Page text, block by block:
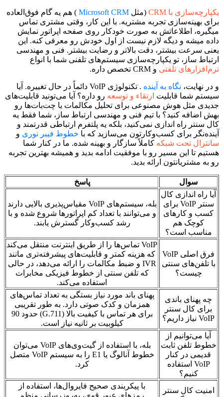
یکپارچه‌سازی با CRM (مثل Microsoft CRM ) هم یه گام فوق‌العاده
برای بهینه‌سازی تجربه مشتریه. با این کار، وقتی مشتری تماس
میگیره، اطلاعاتش به صورت خودکار روی صفحه اپراتور نمایش
داده میشه و دیگه لازم نیست از اول خودش رو معرفی کنه. این
یعنی سرعت بیشتر، دقت بالاتر و رضایت بیشتر. فنی و مهندسی
ارتباط ساز، تو یکپارچه‌سازی سیستم‌های تلفنی شما با انواع
نرم‌افزارهای تلفنی و CRM تخصص داره.
و در نهایت، نگاه به آینده
. تکنولوژی VoIP دائماً در حال تغییره. آیا
سیستم شما قابلیت ارتقاء و توسعه رو داره؟ آیا می‌تونید قابلیت‌های
جدیدی مثل هوش مصنوعی برای تحلیل مکالمات یا چت‌بات‌ها رو
بهش اضافه کنید؟ با تیم فنی و مهندسی ارتباط ساز، شما فقط یه
کال سنتر راه اندازی نمی‌کنید، بلکه یه پلتفرم ارتباطی قدرتمند و
آینده‌نگر برای کسب‌وکارتون می‌سازید که با خطوط فیبر نوری و
سانترال تحت شبکه کاملاً سازگار و بهینه شده. ما در کنار شما
هستیم تا این مسیر رو با موفقیت ادامه بدید و همیشه بهترین تجربه
رو به مشتریانتون ارائه بدید.
سوال
پاسخ
آیا راه اندازی کال
سنتر VoIP برای
کسب و کارهای
کوچک هم
مناسب است؟
بله، سیستم‌های VoIP مقیاس‌پذیری بالایی دارند
و می‌توانند با تعداد کم اپراتورها شروع شده و با
رشد کسب‌وکار گسترش یابند.
فرق اصلی VoIP
با تلفن‌های سنتی
چیست؟
VoIP تماس‌ها را از طریق اینترنت منتقل می‌کند
که هزینه کمتر و قابلیت‌های پیشرفته‌تری مانند
IVR و ضبط مکالمات را ارائه می‌دهد، در حالی
که تلفن سنتی از خطوط فیزیکی مخابرات
استفاده می‌کند.
چه پهنای باندی
برای کال سنتر
VoIP نیاز داریم؟
پهنای باند مورد نیاز بستگی به تعداد تماس‌های
همزمان و کدک صوتی دارد. به طور تقریبی
برای هر تماس با کیفیت بالا (G.711) حدود 90
کیلوبیت بر ثانیه نیاز است.
آیا می‌توانیم از
خطوط تلفن ثابت
قدیمی در کنار
VoIP استفاده
کنیم؟
بله، با استفاده از گیت‌وی‌های VoIP می‌توان
خطوط آنالوگ یا E1 را به سیستم VoIP متصل
کرد.
امنیت کال سنتر
با پیکربندی صحیح فایروال‌ها، استفاده از